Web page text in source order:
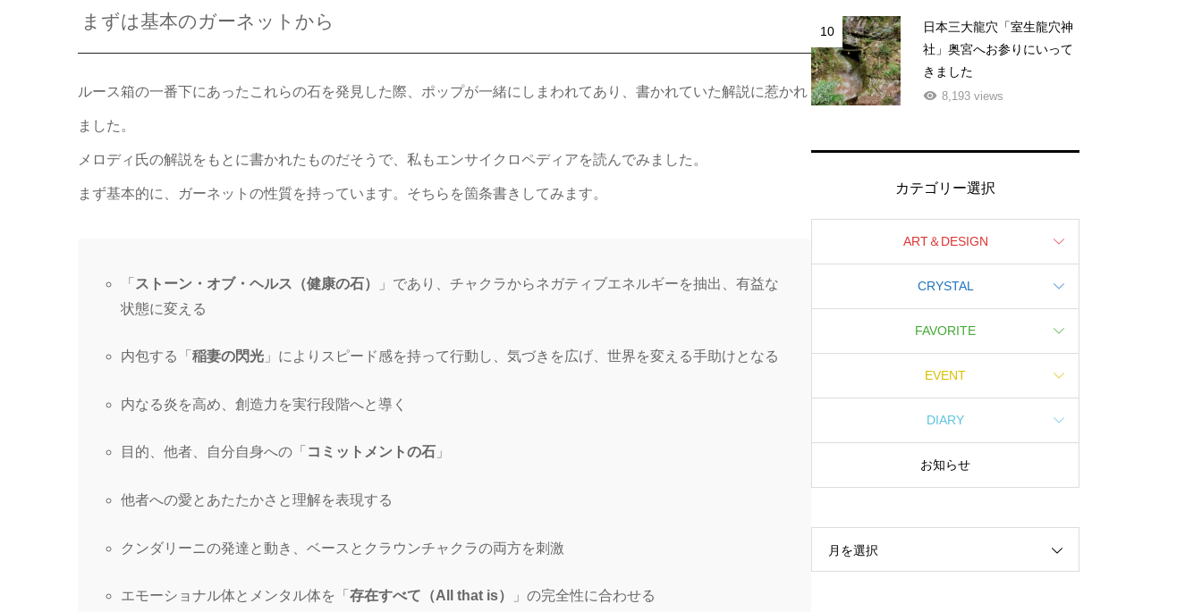
まずは基本のガーネットから
ルース箱の一番下にあったこれらの石を発見した際、ポップが一緒にしまわれてあり、書かれていた解説に惹かれ
ました。
メロディ氏の解説をもとに書かれたものだそうで、私もエンサイクロペディアを読んでみました。
まず基本的に、ガーネットの性質を持っています。そちらを箇条書きしてみます。
「 ストーン・オブ・ヘルス（健康の石）
」であり、チャクラからネガティブエネルギーを抽出、有益な
状態に変える
内包する「 稲妻の閃光 」によりスピード感を持って行動し、気づきを広げ、世界を変える手助けとなる
内なる炎を高め、創造力を実行段階へと導く
目的、他者、自分自身への「 コミットメントの石 」
他者への愛とあたたかさと理解を表現する
クンダリーニの発達と動き、ベースとクラウンチャクラの両方を刺激
エモーショナル体とメンタル体を「 存在すべて（All that is） 」の完全性に合わせる
10
日本三大龍穴「室生龍穴神
社」奥宮へお参りにいって
きました
8,193 views
カテゴリー選択
ART＆DESIGN
CRYSTAL
FAVORITE
EVENT
DIARY
お知らせ
月を選択